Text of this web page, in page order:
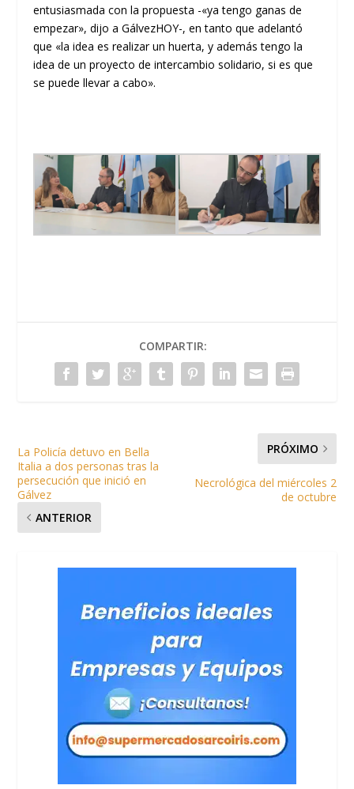
entusiasmada con la propuesta -«ya tengo ganas de
empezar», dijo a GálvezHOY-, en tanto que adelantó
que «la idea es realizar un huerta, y además tengo la
idea de un proyecto de intercambio solidario, si es que
se puede llevar a cabo».
COMPARTIR:
La Policía detuvo en Bella
Italia a dos personas tras la
persecución que inició en
Gálvez
ANTERIOR
PRÓXIMO
Necrológica del miércoles 2
de octubre